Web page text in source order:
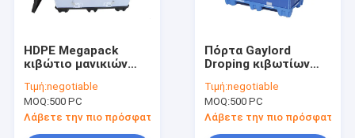
HDPE Megapack
κιβώτιο μανικιών
παλετών καπακιών
PP
Τιμή:negotiable
MOQ:500 PC
Λάβετε την πιο πρόσφατη τιμή
Πόρτα Gaylord
Droping κιβωτίων
πτυχών Μ που
διπλώνει το
παράθυρο PP
Τιμή:negotiable
MOQ:500 PC
Λάβετε την πιο πρόσφατη